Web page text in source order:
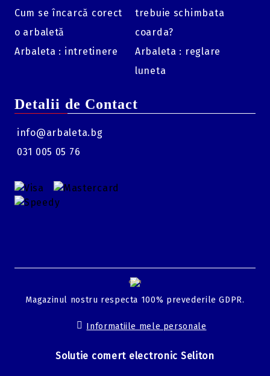
Cum se încarcă corect
o arbaletă
Arbaleta : intretinere
trebuie schimbata
coarda?
Arbaleta : reglare
luneta
Detalii de Contact
info@arbaleta.bg
031 005 05 76
GDPR
Magazinul nostru respecta 100% prevederile GDPR.
Informatiile mele personale
Solutie comert electronic Seliton